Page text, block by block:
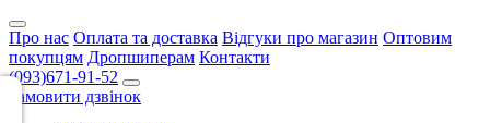
Про нас Оплата та доставка Відгуки про магазин Оптовим
покупцям Дропшиперам Контакти
(093)671-91-52
Замовити дзвінок